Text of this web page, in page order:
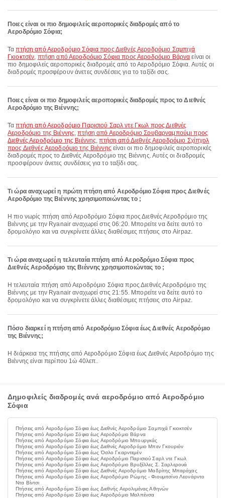
Ποιες είναι οι πιο δημοφιλείς αεροπορικές διαδρομές από το
Αεροδρόμιο Σόφια;
Ταπτήση από Αεροδρόμιο Σόφια προς Διεθνές Αεροδρόμιο Σαμπιχά
Γκιοκτσέν, πτήση από Αεροδρόμιο Σόφια προς Αεροδρόμιο Βάρνα είναι οι
πιο δημοφιλείς αεροπορικές διαδρομές από το Αεροδρόμιο Σόφια. Αυτές οι
διαδρομές προσφέρουν άνετες συνδέσεις για το ταξίδι σας.
Ποιες είναι οι πιο δημοφιλείς αεροπορικές διαδρομές προς το Διεθνές
Αεροδρόμιο της Βιέννης;
Ταπτήση από Αεροδρόμιο Παρισιού Σαρλ ντε Γκωλ προς Διεθνές
Αεροδρόμιο της Βιέννης,πτήση από Αεροδρόμιο Σουβαρναμπούμι προς
Διεθνές Αεροδρόμιο της Βιέννης,πτήση από Διεθνές Αεροδρόμιο Σχίπχολ
προς Διεθνές Αεροδρόμιο της Βιέννης είναι οι πιο δημοφιλείς αεροπορικές
διαδρομές προς το Διεθνές Αεροδρόμιο της Βιέννης. Αυτές οι διαδρομές
προσφέρουν άνετες συνδέσεις για το ταξίδι σας.
Τι ώρα αναχωρεί η πρώτη πτήση από Αεροδρόμιο Σόφια προς Διεθνές
Αεροδρόμιο της Βιέννης χρησιμοποιώντας το ;
Η πιο νωρίς πτήση από Αεροδρόμιο Σόφια προς Διεθνές Αεροδρόμιο της
Βιέννης με την Ryanair αναχωρεί στις 06:20. Μπορείτε να δείτε αυτό το
δρομολόγιο και να συγκρίνετε άλλες διαθέσιμες πτήσεις στο Airpaz.
Τι ώρα αναχωρεί η τελευταία πτήση από Αεροδρόμιο Σόφια προς
Διεθνές Αεροδρόμιο της Βιέννης χρησιμοποιώντας το ;
Η τελευταία πτήση από Αεροδρόμιο Σόφια προς Διεθνές Αεροδρόμιο της
Βιέννης με την Ryanair αναχωρεί στις 21:55. Μπορείτε να δείτε αυτό το
δρομολόγιο και να συγκρίνετε άλλες διαθέσιμες πτήσεις στο Airpaz.
Πόσο διαρκεί η πτήση από Αεροδρόμιο Σόφια έως Διεθνές Αεροδρόμιο
της Βιέννης;
Η διάρκεια της πτήσης από Αεροδρόμιο Σόφια έως Διεθνές Αεροδρόμιο της
Βιέννης είναι περίπου 1ώ 40λεπ..
Δημοφιλείς διαδρομές ανά αεροδρόμιο από Αεροδρόμιο
Σόφια
Πτήσεις από Αεροδρόμιο Σόφια έως Διεθνές Αεροδρόμιο Σαμπιχά Γκιοκτσέν
Πτήσεις από Αεροδρόμιο Σόφια έως Αεροδρόμιο Βάρνα
Πτήσεις από Αεροδρόμιο Σόφια έως Αεροδρόμιο Μπουργκάς
Πτήσεις από Αεροδρόμιο Σόφια έως Διεθνές Αεροδρόμιο Μπεν Γκουριόν
Πτήσεις από Αεροδρόμιο Σόφια έως Όσλο Γκαρντεμέν
Πτήσεις από Αεροδρόμιο Σόφια έως Αεροδρόμιο Παρισιού Σαρλ ντε Γκωλ
Πτήσεις από Αεροδρόμιο Σόφια έως Αεροδρόμιο Βρυξέλλες Σ. Σαρλερουά
Πτήσεις από Αεροδρόμιο Σόφια έως Διεθνές Αεροδρόμιο Μαδρίτης Μπαράχας
Πτήσεις από Αεροδρόμιο Σόφια έως Αεροδρόμιο Ρώμης - Φιουμιτσίνο Λεονάρντο
Ντα Βίντσι
Πτήσεις από Αεροδρόμιο Σόφια έως Διεθνής Αερολιμένας Αθηνών
Πτήσεις από Αεροδρόμιο Σόφια έως Αεροδρόμιο Μαλπένσα